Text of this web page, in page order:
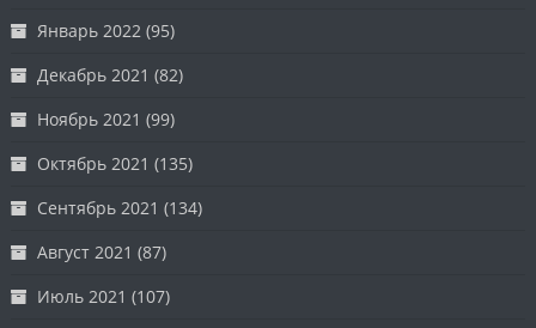
Январь 2022 (95)
Декабрь 2021 (82)
Ноябрь 2021 (99)
Октябрь 2021 (135)
Сентябрь 2021 (134)
Август 2021 (87)
Июль 2021 (107)